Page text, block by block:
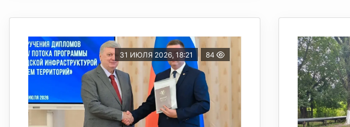
31 ИЮЛЯ 2026, 18:21 84